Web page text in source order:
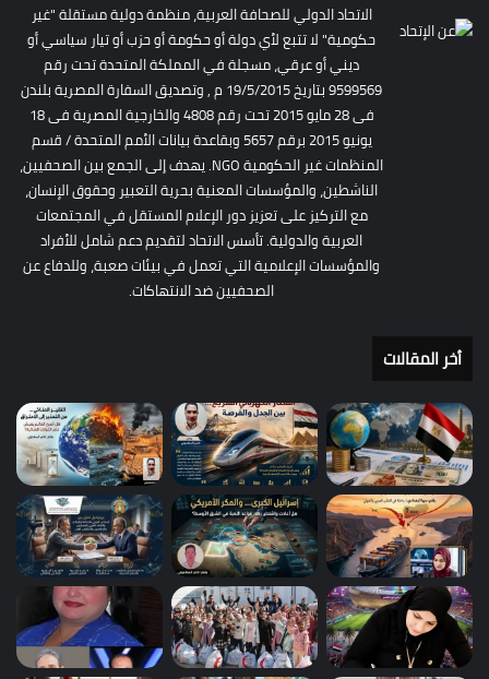
الاتحاد الدولي للصحافة العربية، منظمة دولية مستقلة "غير
حكومية" لا تتبع لأي دولة أو حكومة أو حزب أو تيار سياسي أو
ديني أو عرقي، مسجلة في المملكة المتحدة تحت رقم
9599569 بتاريخ 19/5/2015 م , وتصديق السفارة المصرية بلندن
فى 28 مايو 2015 تحت رقم 4808 والخارجية المصرية فى 18
يونيو 2015 برقم 5657 وبقاعدة بيانات الأمم المتحدة / قسم
المنظمات غير الحكومية NGO. يهدف إلى الجمع بين الصحفيين،
الناشطين، والمؤسسات المعنية بحرية التعبير وحقوق الإنسان،
مع التركيز على تعزيز دور الإعلام المستقل في المجتمعات
العربية والدولية. تأسس الاتحاد لتقديم دعم شامل للأفراد
والمؤسسات الإعلامية التي تعمل في بيئات صعبة، وللدفاع عن
الصحفيين ضد الانتهاكات.
أخر المقالات